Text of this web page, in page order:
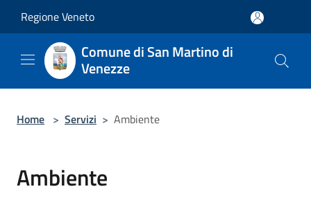
Regione Veneto
Comune di San Martino di
Venezze
Home > Servizi > Ambiente
Ambiente